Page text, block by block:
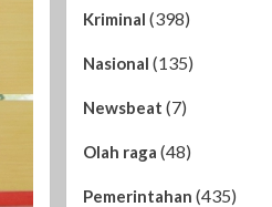
Kriminal (398)
Nasional (135)
Newsbeat (7)
Olah raga (48)
Pemerintahan (435)